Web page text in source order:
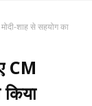
शाह से सहयोग का
CM